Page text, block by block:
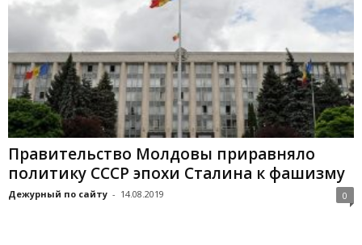
Правительство Молдовы приравняло
политику СССР эпохи Сталина к фашизму
Дежурный по сайту - 14.08.2019 0